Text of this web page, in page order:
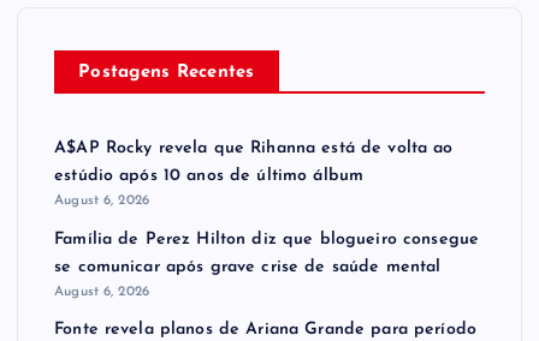
Postagens Recentes
A$AP Rocky revela que Rihanna está de volta ao
estúdio após 10 anos de último álbum
August 6, 2026
Família de Perez Hilton diz que blogueiro consegue
se comunicar após grave crise de saúde mental
August 6, 2026
Fonte revela planos de Ariana Grande para período